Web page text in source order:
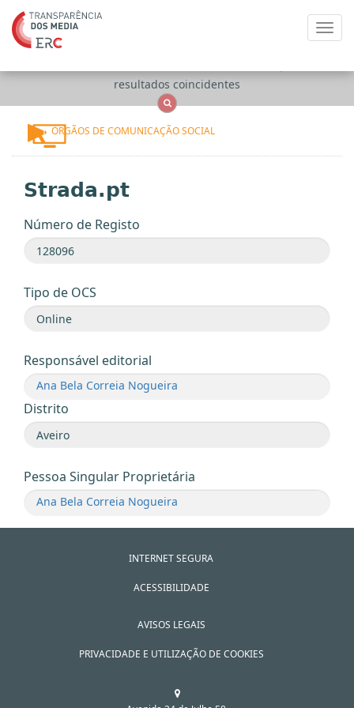
resultados coincidentes
ÓRGÃOS DE COMUNICAÇÃO SOCIAL
Strada.pt
Número de Registo
Tipo de OCS
Responsável editorial
Ana Bela Correia Nogueira
Distrito
Pessoa Singular Proprietária
Ana Bela Correia Nogueira
INTERNET SEGURA
ACESSIBILIDADE
AVISOS LEGAIS
PRIVACIDADE E UTILIZAÇÃO DE COOKIES